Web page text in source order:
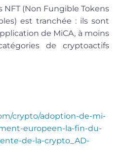
NFT (Non Fungible Tokens
est tranchée : ils sont
de MiCA, à moins
de cryptoactifs
crypto/adoption-de-mi-
europeen-la-fin-du-
de-la-crypto_AD-